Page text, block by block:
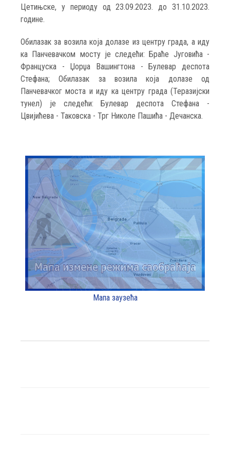
Цетињске, у периоду од 23.09.2023. до 31.10.2023.
године.
Обилазак за возила која долазе из центру града, а иду
ка Панчевачком мосту је следећи: Браће Југовића -
Француска - Џорџа Вашингтона - Булевар деспота
Стефана; Обилазак за возила која долазе од
Панчевачког моста и иду ка центру града (Теразијски
тунел) је следећи: Булевар деспота Стефана -
Цвијићева - Таковска - Трг Николе Пашића - Дечанска.
Мапа заузећа